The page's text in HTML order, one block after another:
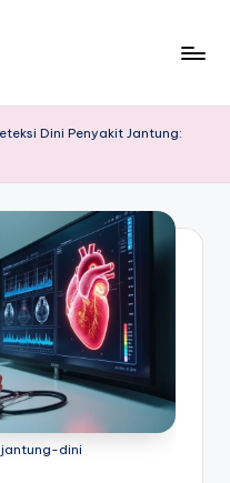
Dini Penyakit Jantung:
dini